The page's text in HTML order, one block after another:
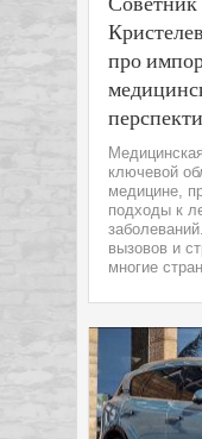
про
ключевой
медицине,
подходы к
вызовов и
многие